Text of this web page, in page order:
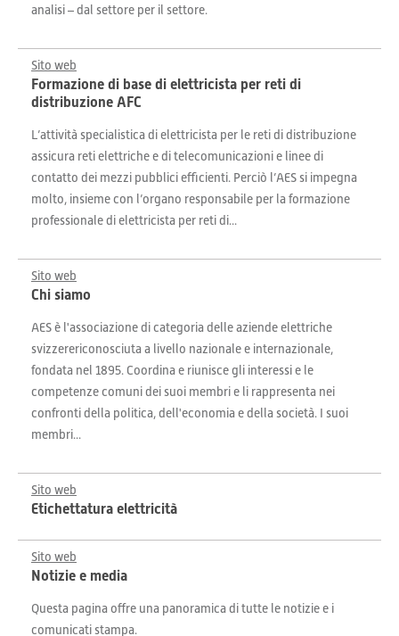
analisi – dal settore per il settore.
Sito web
Formazione di base di elettricista per reti di
distribuzione AFC
L’attività specialistica di elettricista per le reti di distribuzione
assicura reti elettriche e di telecomunicazioni e linee di
contatto dei mezzi pubblici efficienti. Perciò l’AES si impegna
molto, insieme con l’organo responsabile per la formazione
professionale di elettricista per reti di...
Sito web
Chi siamo
AES è l'associazione di categoria delle aziende elettriche
svizzerericonosciuta a livello nazionale e internazionale,
fondata nel 1895. Coordina e riunisce gli interessi e le
competenze comuni dei suoi membri e li rappresenta nei
confronti della politica, dell'economia e della società. I suoi
membri...
Sito web
Etichettatura elettricità
Sito web
Notizie e media
Questa pagina offre una panoramica di tutte le notizie e i
comunicati stampa.